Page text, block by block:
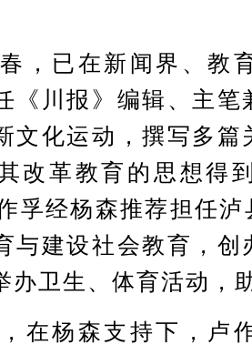
已在新闻界、教
《川报》编辑、主笔
文化运动，撰写多篇
改革教育的思想得
孚经杨森推荐担任
与建设社会教育，
办卫生、体育活动，
杨森支持下，卢作